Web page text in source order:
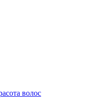
волос